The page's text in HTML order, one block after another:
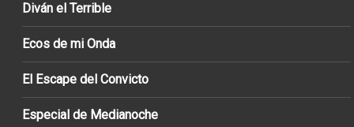
Diván el Terrible
Ecos de mi Onda
El Escape del Convicto
Especial de Medianoche